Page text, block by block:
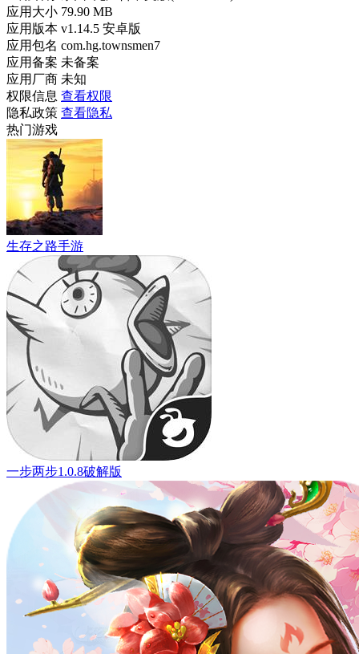
应用大小 79.90 MB
应用版本 v1.14.5 安卓版
应用包名 com.hg.townsmen7
应用备案 未备案
应用厂商 未知
权限信息 查看权限
隐私政策 查看隐私
热门游戏
生存之路手游
一步两步1.0.8破解版